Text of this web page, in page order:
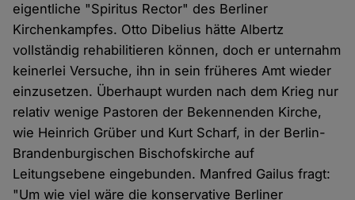
eigentliche "Spiritus Rector" des Berliner
Kirchenkampfes. Otto Dibelius hätte Albertz
vollständig rehabilitieren können, doch er unternahm
keinerlei Versuche, ihn in sein früheres Amt wieder
einzusetzen. Überhaupt wurden nach dem Krieg nur
relativ wenige Pastoren der Bekennenden Kirche,
wie Heinrich Grüber und Kurt Scharf, in der Berlin-
Brandenburgischen Bischofskirche auf
Leitungsebene eingebunden. Manfred Gailus fragt:
"Um wie viel wäre die konservative Berliner